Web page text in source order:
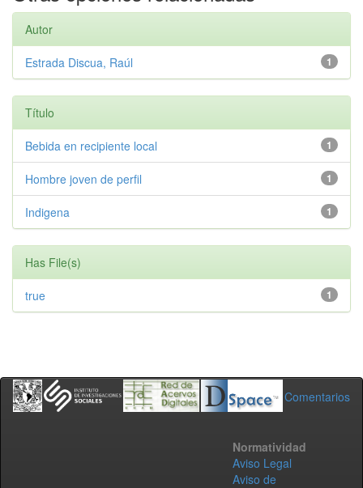
Autor
1
Estrada Discua, Raúl
Título
1
Bebida en recipiente local
1
Hombre joven de perfil
1
Indigena
Has File(s)
1
true
Comentarios
Normatividad
Aviso Legal
Aviso de